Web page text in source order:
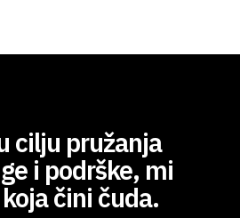
cilju pružanja
i podrške, mi
čini čuda.